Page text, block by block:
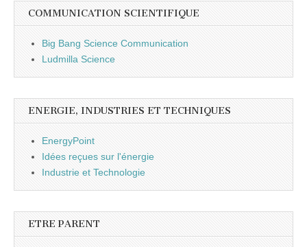
COMMUNICATION SCIENTIFIQUE
Big Bang Science Communication
Ludmilla Science
ENERGIE, INDUSTRIES ET TECHNIQUES
EnergyPoint
Idées reçues sur l'énergie
Industrie et Technologie
ETRE PARENT